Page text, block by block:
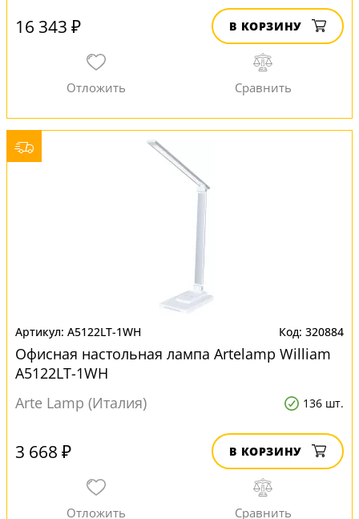
16 343 ₽ В КОРЗИНУ
A5122LT-1WH 320884
Офисная настольная лампа Artelamp William
A5122LT-1WH
Arte Lamp (Италия)
136 шт.
3 668 ₽ В КОРЗИНУ